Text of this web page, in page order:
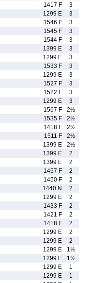
1417 F
3
1299 E
3
1546 F
3
1545 F
3
1544 F
3
1399 E
3
1299 E
3
1533 F
3
1299 E
3
1527 F
3
1522 F
3
1299 E
3
1567 F
2½
1535 F
2½
1418 F
2½
1511 F
2½
1399 E
2½
1399 E
2
1399 E
2
1457 F
2
1450 F
2
1440 N
2
1299 E
2
1433 F
2
1421 F
2
1418 F
2
1299 E
2
1299 E
2
1299 E
1½
1299 E
1½
1299 E
1
1299 E
1